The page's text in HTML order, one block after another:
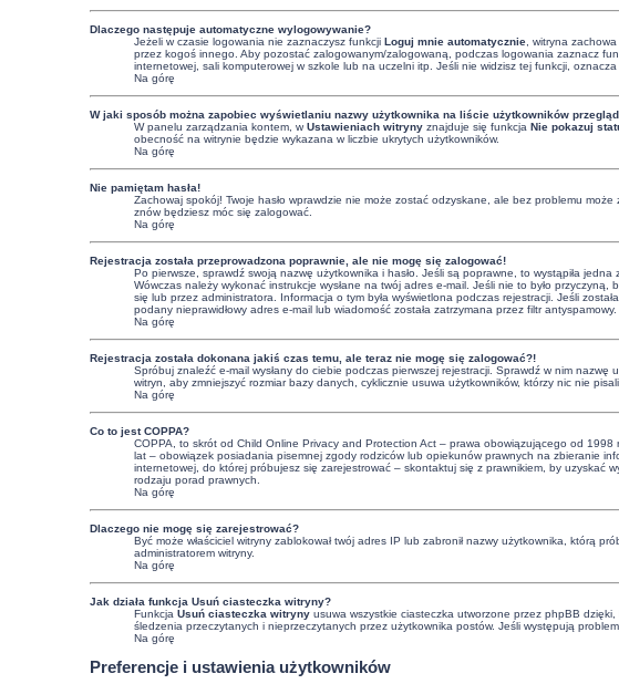
Dlaczego następuje automatyczne wylogowywanie?
Jeżeli w czasie logowania nie zaznaczysz funkcji Loguj mnie automatycznie, witryna
przez kogoś innego. Aby pozostać zalogowanym/zalogowaną, podczas logowania zaznacz
internetowej, sali komputerowej w szkole lub na uczelni itp. Jeśli nie widzisz tej funkcji, oznacza
Na górę
W jaki sposób można zapobiec wyświetlaniu nazwy użytkownika na liście użytkowników
W panelu zarządzania kontem, w Ustawieniach witrynyznajduje się funkcja Nie pokazuj
obecność na witrynie będzie wykazana w liczbie ukrytych użytkowników.
Na górę
Nie pamiętam hasła!
Zachowaj spokój! Twoje hasło wprawdzie nie może zostać odzyskane, ale bez problemu
znów będziesz móc się zalogować.
Na górę
Rejestracja została przeprowadzona poprawnie, ale nie mogę się zalogować!
Po pierwsze, sprawdź swoją nazwę użytkownika i hasło. Jeśli są poprawne, to wystąpiła
Wówczas należy wykonać instrukcje wysłane na twój adres e-mail. Jeśli nie to było
się lub przez administratora. Informacja o tym była wyświetlona podczas rejestracji. Jeśli
podany nieprawidłowy adres e-mail lub wiadomość została zatrzymana przez filtr
Na górę
Rejestracja została dokonana jakiś czas temu, ale teraz nie mogę się zalogować?!
Spróbuj znaleźć e-mail wysłany do ciebie podczas pierwszej rejestracji. Sprawdź w nim
witryn, aby zmniejszyć rozmiar bazy danych, cyklicznie usuwa użytkowników, którzy nic nie
Na górę
Co to jest COPPA?
COPPA, to skrót od Child Online Privacy and Protection Act – prawa obowiązującego od
lat – obowiązek posiadania pisemnej zgody rodziców lub opiekunów prawnych na zbieranie
internetowej, do której próbujesz się zarejestrować – skontaktuj się z prawnikiem, by
rodzaju porad prawnych.
Na górę
Dlaczego nie mogę się zarejestrować?
Być może właściciel witryny zablokował twój adres IP lub zabronił nazwy użytkownika, którą
administratorem witryny.
Na górę
Jak działa funkcja Usuń ciasteczka witryny?
Funkcja Usuń ciasteczka witrynyusuwa wszystkie ciasteczka utworzone przez phpBB dzięki,
śledzenia przeczytanych i nieprzeczytanych przez użytkownika postów. Jeśli występują
Na górę
Preferencje i ustawienia użytkowników